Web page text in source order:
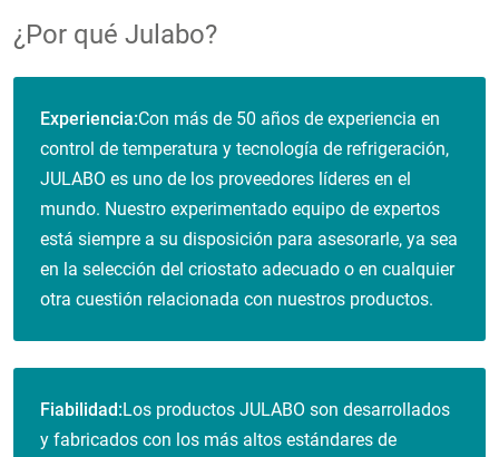
¿Por qué Julabo?
Experiencia:Con más de 50 años de experiencia en
control de temperatura y tecnología de refrigeración,
JULABO es uno de los proveedores líderes en el
mundo. Nuestro experimentado equipo de expertos
está siempre a su disposición para asesorarle, ya sea
en la selección del criostato adecuado o en cualquier
otra cuestión relacionada con nuestros productos.
Fiabilidad:Los productos JULABO son desarrollados
y fabricados con los más altos estándares de